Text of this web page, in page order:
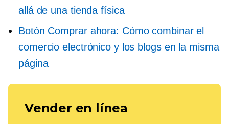
allá de una tienda física
Botón Comprar ahora: Cómo combinar el
comercio electrónico y los blogs en la misma
página
Vender en línea